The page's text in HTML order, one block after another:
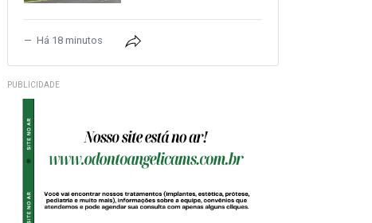
Há 18 minutos
PUBLICIDADE